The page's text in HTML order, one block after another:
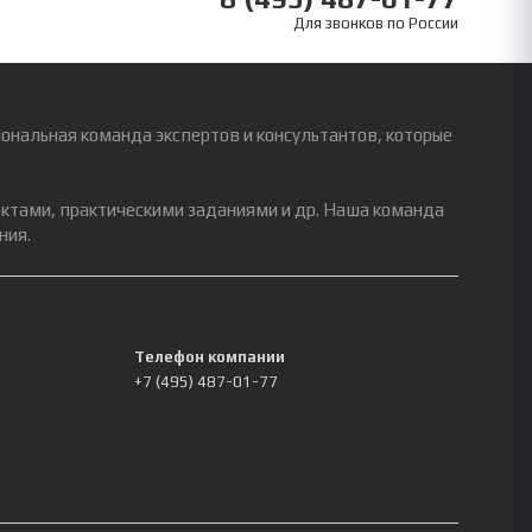
Для звонков по России
команда экспертов и консультантов, которые
практическими заданиями и др. Наша команда
Телефон компании
+7 (495) 487-01-77